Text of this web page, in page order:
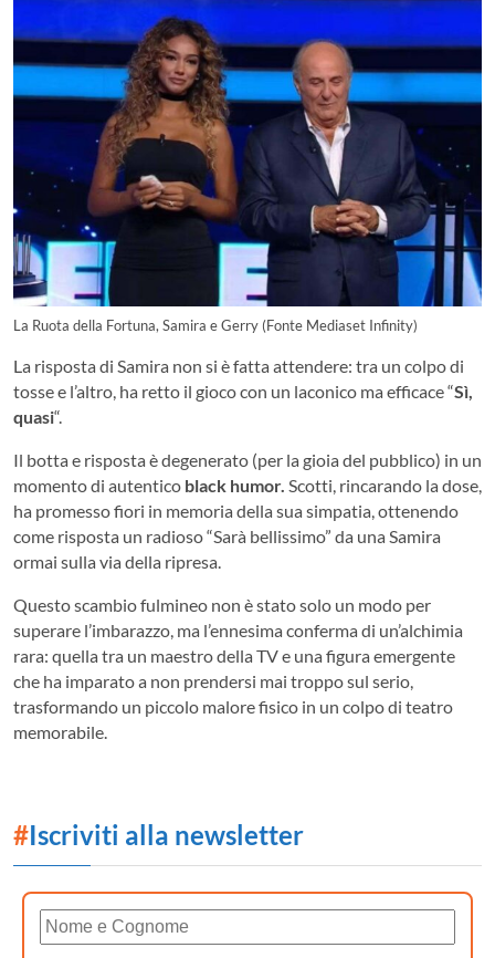
La Ruota della Fortuna, Samira e Gerry (Fonte Mediaset Infinity)
La risposta di Samira non si è fatta attendere: tra un colpo di
tosse e l’altro, ha retto il gioco con un laconico ma efficace “Sì,
quasi“.
Il botta e risposta è degenerato (per la gioia del pubblico) in un
momento di autentico black humor. Scotti, rincarando la dose,
ha promesso fiori in memoria della sua simpatia, ottenendo
come risposta un radioso “Sarà bellissimo” da una Samira
ormai sulla via della ripresa.
Questo scambio fulmineo non è stato solo un modo per
superare l’imbarazzo, ma l’ennesima conferma di un’alchimia
rara: quella tra un maestro della TV e una figura emergente
che ha imparato a non prendersi mai troppo sul serio,
trasformando un piccolo malore fisico in un colpo di teatro
memorabile.
#Iscriviti alla newsletter